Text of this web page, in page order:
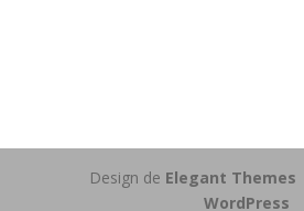
Design de Elegant Themes
WordPress